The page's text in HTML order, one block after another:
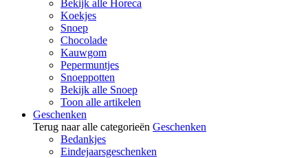
Bekijk alle Horeca
Koekjes
Snoep
Chocolade
Kauwgom
Pepermuntjes
Snoeppotten
Bekijk alle Snoep
Toon alle artikelen
Geschenken
Terug naar alle categorieën Geschenken
Bedankjes
Eindejaarsgeschenken